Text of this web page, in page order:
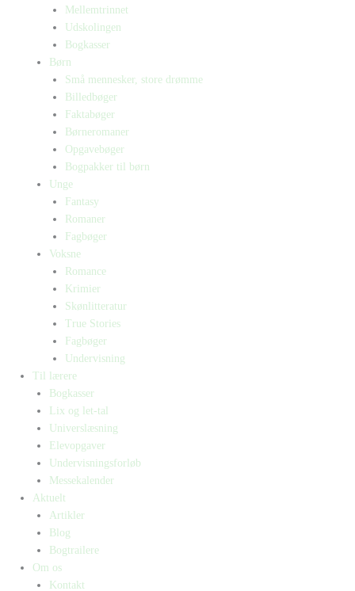
Mellemtrinnet
Udskolingen
Bogkasser
Børn
Små mennesker, store drømme
Billedbøger
Faktabøger
Børneromaner
Opgavebøger
Bogpakker til børn
Unge
Fantasy
Romaner
Fagbøger
Voksne
Romance
Krimier
Skønlitteratur
True Stories
Fagbøger
Undervisning
Til lærere
Bogkasser
Lix og let-tal
Universlæsning
Elevopgaver
Undervisningsforløb
Messekalender
Aktuelt
Artikler
Blog
Bogtrailere
Om os
Kontakt